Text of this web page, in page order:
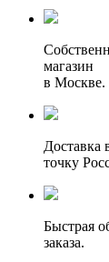
магазин
в Москве.
Доставка
точку
Быстрая
заказа.